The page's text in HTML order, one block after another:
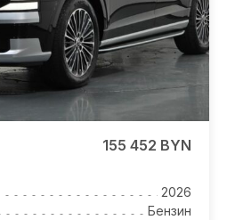
155 452 BYN
2026
Бензин